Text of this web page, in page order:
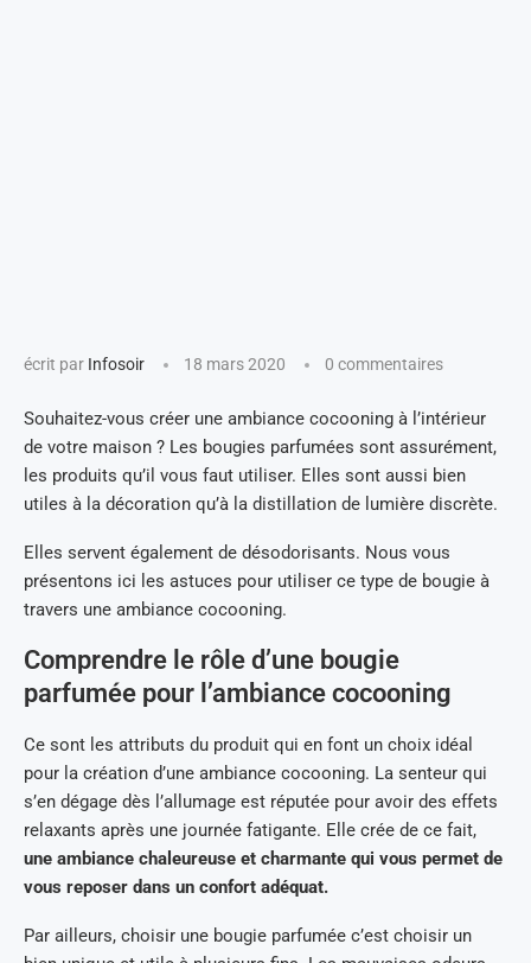
écrit par Infosoir 18 mars 2020 0 commentaires
Souhaitez-vous créer une ambiance cocooning à l’intérieur
de votre maison ? Les bougies parfumées sont assurément,
les produits qu’il vous faut utiliser. Elles sont aussi bien
utiles à la décoration qu’à la distillation de lumière discrète.
Elles servent également de désodorisants. Nous vous
présentons ici les astuces pour utiliser ce type de bougie à
travers une ambiance cocooning.
Comprendre le rôle d’une bougie
parfumée pour l’ambiance cocooning
Ce sont les attributs du produit qui en font un choix idéal
pour la création d’une ambiance cocooning. La senteur qui
s’en dégage dès l’allumage est réputée pour avoir des effets
relaxants après une journée fatigante. Elle crée de ce fait,
une ambiance chaleureuse et charmante qui vous permet de
vous reposer dans un confort adéquat.
Par ailleurs, choisir une bougie parfumée c’est choisir un